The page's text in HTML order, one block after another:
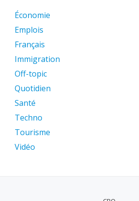
Économie
Emplois
Français
Immigration
Off-topic
Quotidien
Santé
Techno
Tourisme
Vidéo